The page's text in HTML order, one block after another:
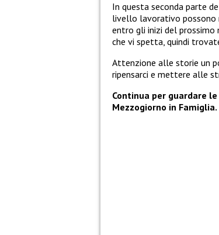
In questa seconda parte
livello lavorativo possono
entro gli inizi del prossimo
che vi spetta, quindi
Attenzione alle storie un
ripensarci e mettere alle
Continua per guardare
Mezzogiorno in Famiglia.